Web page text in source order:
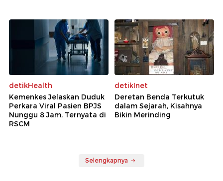
detikHealth
Kemenkes Jelaskan Duduk
Perkara Viral Pasien BPJS
Nunggu 8 Jam, Ternyata di
RSCM
detikInet
Deretan Benda Terkutuk
dalam Sejarah, Kisahnya
Bikin Merinding
Selengkapnya